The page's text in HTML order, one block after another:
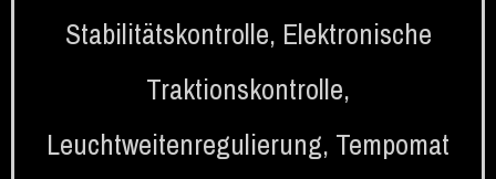
Stabilitätskontrolle, Elektronische
Traktionskontrolle,
Leuchtweitenregulierung, Tempomat